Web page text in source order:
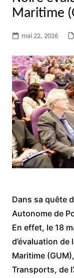
Maritime
mai 22, 2026
Dans sa quête
Autonome de
En effet, le 18
d’évaluation
Maritime
Transports, de